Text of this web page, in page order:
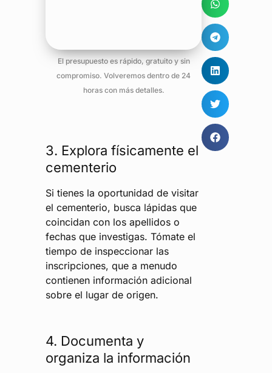
El presupuesto es rápido, gratuito y sin
compromiso. Volveremos dentro de 24
horas con más detalles.
3. Explora físicamente el
cementerio
Si tienes la oportunidad de visitar
el cementerio, busca lápidas que
coincidan con los apellidos o
fechas que investigas. Tómate el
tiempo de inspeccionar las
inscripciones, que a menudo
contienen información adicional
sobre el lugar de origen.
4. Documenta y
organiza la información